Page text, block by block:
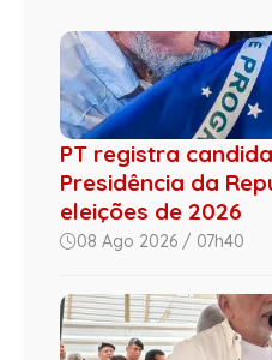
PT registra
Presidência da
eleições de 2026
08 Ago 2026 / 07h40